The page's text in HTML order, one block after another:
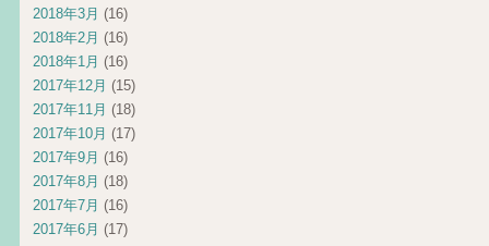
2018年3月 (16)
2018年2月 (16)
2018年1月 (16)
2017年12月 (15)
2017年11月 (18)
2017年10月 (17)
2017年9月 (16)
2017年8月 (18)
2017年7月 (16)
2017年6月 (17)